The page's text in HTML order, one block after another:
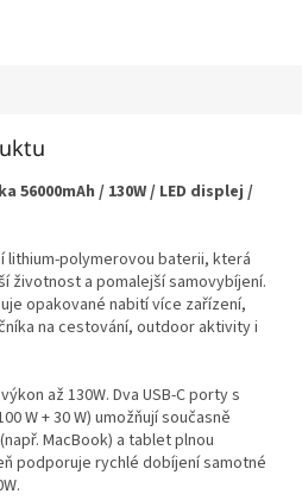
56000mAh / 130W / LED displej /
lithium-polymerovou baterii, která
životnost a pomalejší samovybíjení.
opakované nabití více zařízení,
na cestování, outdoor aktivity i
až 130W. Dva USB-C porty s
W + 30 W) umožňují současně
MacBook) a tablet plnou
podporuje rychlé dobíjení samotné